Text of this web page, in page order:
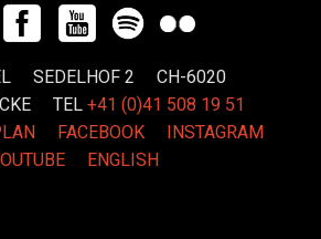
SEDELHOF 2 CH-6020
TEL+41 (0)41 508 19 51
FACEBOOK
INSTAGRAM
ENGLISH